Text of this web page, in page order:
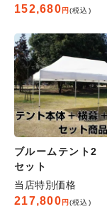
152,680 税込
ブルームテント2
セット
当店特別価格
217,800 税込